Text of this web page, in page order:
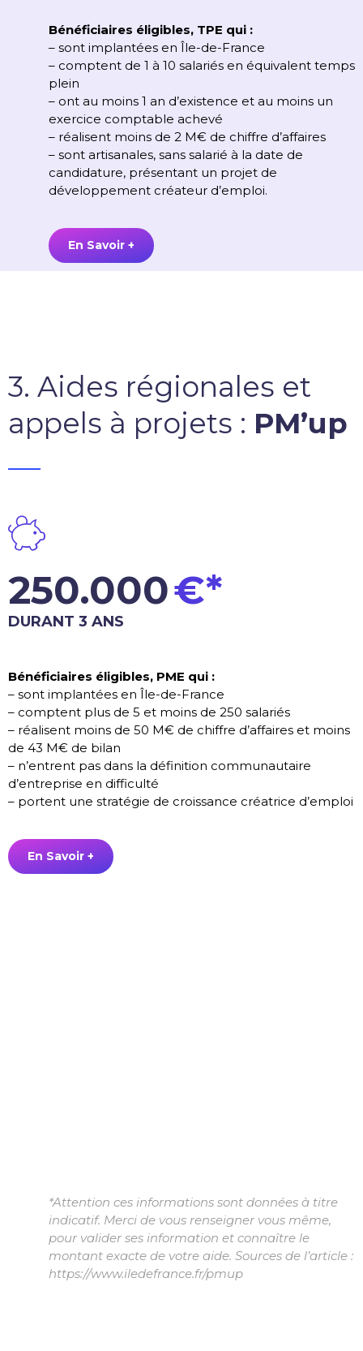
Bénéficiaires éligibles, TPE qui :
– sont implantées en Île-de-France
– comptent de 1 à 10 salariés en équivalent temps
plein
– ont au moins 1 an d’existence et au moins un
exercice comptable achevé
– réalisent moins de 2 M€ de chiffre d’affaires
– sont artisanales, sans salarié à la date de
candidature, présentant un projet de
développement créateur d’emploi.
En Savoir +
3. Aides régionales et
appels à projets : PM’up
_____
250.000€*
DURANT 3 ANS
Bénéficiaires éligibles, PME qui :
– sont implantées en Île-de-France
– comptent plus de 5 et moins de 250 salariés
– réalisent moins de 50 M€ de chiffre d’affaires et moins
de 43 M€ de bilan
– n’entrent pas dans la définition communautaire
d’entreprise en difficulté
– portent une stratégie de croissance créatrice d’emploi
En Savoir +
*Attention ces informations sont données à titre
indicatif. Merci de vous renseigner vous même,
pour valider ses information et connaître le
montant exacte de votre aide. Sources de l’article :
https://www.iledefrance.fr/pmup